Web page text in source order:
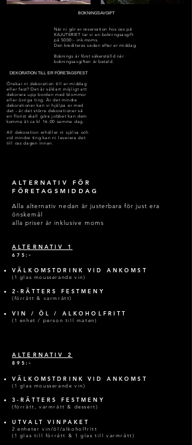
BOKNINGSAVGIFT
När ni gör er reservation hos oss på
KAJUTERIET tar vi en bokningsavgift
på 5000:- ink moms.
Den krediteras sedan efter er middag.
Boknings är först säkerställd när
bokningsavgiften är betald.
DEKORATION TILL ER FÖRETAGSFEST
Önskar ni dekoration till er middag
eller fest? Det är såklart möjligt att
dekorera upp borden med blommor
eller övriga ting. Är detmindre
dekorationer kan vi hjälpa er med
det - är det större dekorationer så
enflorist skall göra jobbet kan dem
komma åt ca kl 16.00 samma dag.
All dekoration erhåller ni själva och
vid mindre ting kan ni leverera det
till oss dagen innan.
ALTERNATIV FÖR
FÖRETAGSMIDDAG
Alla alternativ nedan är justerbara för just era
önskemål
alla priser är inklusive moms
ALTERNATIV 1
675:-
VÄLKOMSTDRINK VID ANKOMST
(1 glas mousserande v in)
2-RÄTTERS FESTMENY
(förrätt & varmrätt)
VIN / ÖL / ALKOHOLFRITT
(1 enhet / person till maten )
ALTERNATIV 2
895:-
VÄLKOMSTDRINK VID ANKOMST
(1 glas mousserande v in)
3-RÄTTERS FESTMENY
(förrätt, varmrätt & dessert)
UTVALT VINPAKET
2 enheter vin/öl/alko holfritt
(1 glas till förrätt & 1 glas till varmrätt)